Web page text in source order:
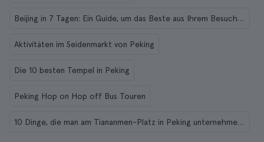
Beijing in 7 Tagen: Ein Guide, um das Beste aus Ihrem Besuch herauszuholen
Aktivitäten im Seidenmarkt von Peking
Die 10 besten Tempel in Peking
Peking Hop on Hop off Bus Touren
10 Dinge, die man am Tiananmen-Platz in Peking unternehmen kann